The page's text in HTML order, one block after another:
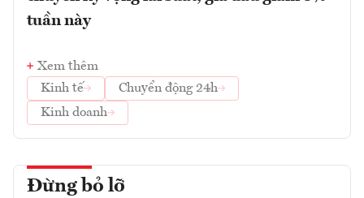
tuần này
Xem thêm
Kinh tế
Chuyển động 24h
Kinh doanh
Đừng bỏ lỡ